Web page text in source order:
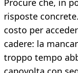
Procure che, in
risposte
costo per
cadere: la
troppo tempo